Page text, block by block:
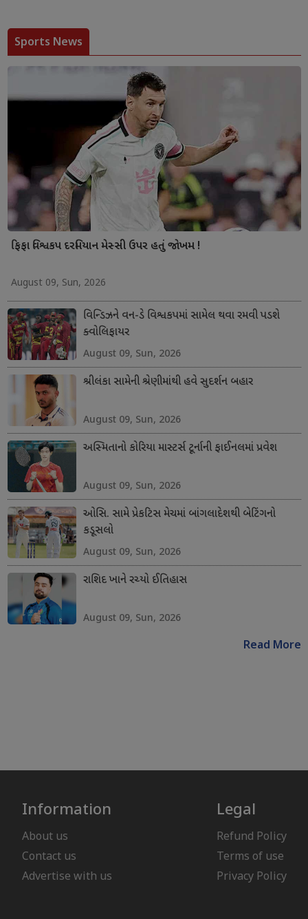
Sports News
ફિફા વિશ્વકપ દરમિયાન મેસ્સી ઉપર હતું જોખમ !
August 09, Sun, 2026
વિન્ડિઝને વન-ડે વિશ્વકપમાં સામેલ થવા રમવી પડશે
ક્વોલિફાયર
August 09, Sun, 2026
શ્રીલંકા સામેની શ્રેણીમાંથી હવે સુદર્શન બહાર
August 09, Sun, 2026
અસ્મિતાનો કોરિયા માસ્ટર્સ ટૂર્નાની ફાઈનલમાં પ્રવેશ
August 09, Sun, 2026
ઓસિ. સામે પ્રેકટિસ મેચમાં બાંગલાદેશથી બેટિંગનો
કડૂસલો
August 09, Sun, 2026
રાશિદ ખાને રચ્યો ઈતિહાસ
August 09, Sun, 2026
Read More
Information
About us
Contact us
Advertise with us
Legal
Refund Policy
Terms of use
Privacy Policy